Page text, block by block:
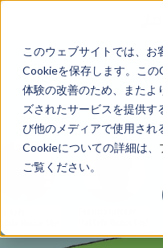
このウェブサイトでは、お
Cookieを保存します。この
体験の改善のため、またよ
ズされたサービスを提供す
び他のメディアで使用され
Cookieについての詳細は、
ご覧ください。